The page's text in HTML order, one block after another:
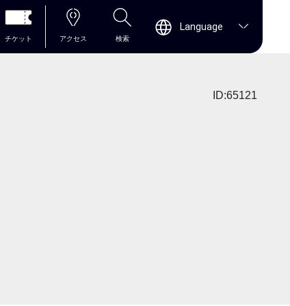
チケット アクセス 検索
Language
ID:65121